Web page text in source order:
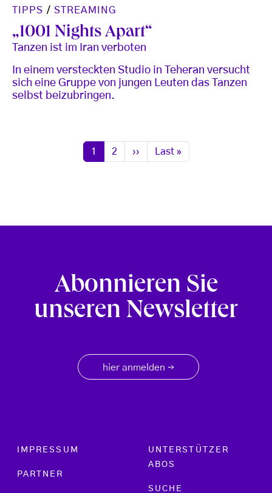
TIPPS / STREAMING
„1001 Nights Apart“
Tanzen ist im Iran verboten
In einem versteckten Studio in Teheran versucht
sich eine Gruppe von jungen Leuten das Tanzen
selbst beizubringen.
Seitennummerierung
Seite
1 Seite
2 Nächste Seite
›› Letzte Seite
Last »
Abonnieren Sie
unseren Newsletter
hier anmelden →
Footer menu
IMPRESSUM
PARTNER
UNTERSTÜTZER
ABOS
SUCHE